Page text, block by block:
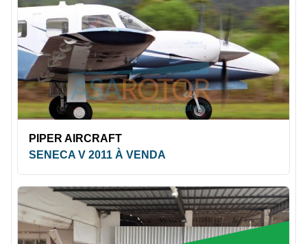
PIPER AIRCRAFT
SENECA V 2011 À VENDA